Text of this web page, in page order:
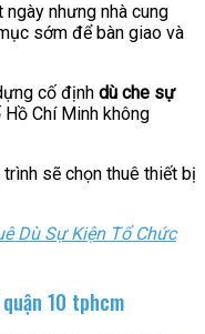
nhưng nhà cung
sớm để bàn giao và
cố định dù che sự
Chí Minh không
sẽ chọn thuê thiết bị
Dù Sự Kiện Tổ Chức
10 tphcm